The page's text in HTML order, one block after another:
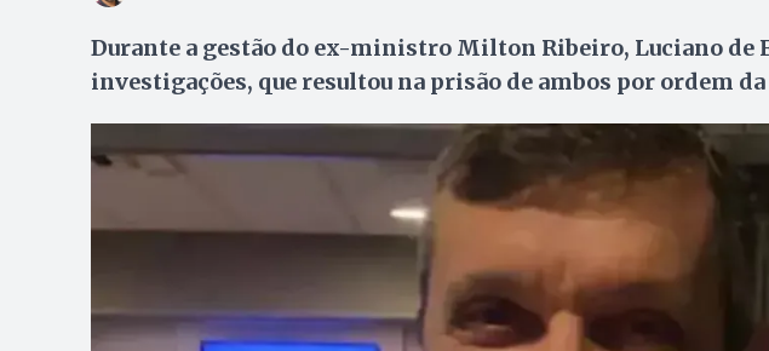
Durante a gestão do ex-ministro Milton Ribeiro, Luciano de
investigações, que resultou na prisão de ambos por ordem da